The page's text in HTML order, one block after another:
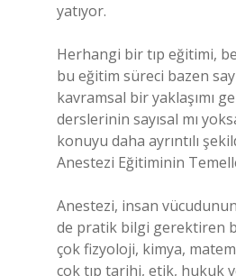
yatıyor.
Herhangi bir tıp eğitimi,
bu eğitim süreci bazen
kavramsal bir yaklaşımı
derslerinin sayısal mı
konuyu daha ayrıntılı
Anestezi Eğitiminin
Anestezi, insan
de pratik bilgi gerektiren
çok fizyoloji, kimya,
çok tıp tarihi, etik, hukuk